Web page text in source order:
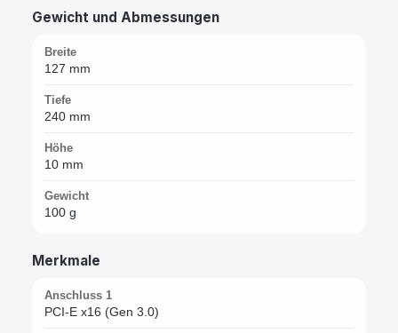
Gewicht und Abmessungen
Breite
127 mm
Tiefe
240 mm
Höhe
10 mm
Gewicht
100 g
Merkmale
Anschluss 1
PCI-E x16 (Gen 3.0)